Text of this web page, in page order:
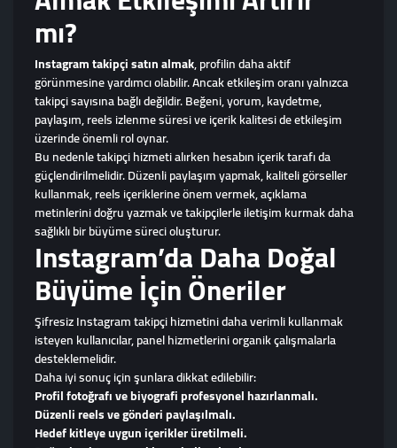
mı?
Instagram takipçi satın almak, profilin daha aktif
görünmesine yardımcı olabilir. Ancak etkileşim oranı yalnızca
takipçi sayısına bağlı değildir. Beğeni, yorum, kaydetme,
paylaşım, reels izlenme süresi ve içerik kalitesi de etkileşim
üzerinde önemli rol oynar.
Bu nedenle takipçi hizmeti alırken hesabın içerik tarafı da
güçlendirilmelidir. Düzenli paylaşım yapmak, kaliteli görseller
kullanmak, reels içeriklerine önem vermek, açıklama
metinlerini doğru yazmak ve takipçilerle iletişim kurmak daha
sağlıklı bir büyüme süreci oluşturur.
Instagram’da Daha Doğal
Büyüme İçin Öneriler
Şifresiz Instagram takipçi hizmetini daha verimli kullanmak
isteyen kullanıcılar, panel hizmetlerini organik çalışmalarla
desteklemelidir.
Daha iyi sonuç için şunlara dikkat edilebilir:
Profil fotoğrafı ve biyografi profesyonel hazırlanmalı.
Düzenli reels ve gönderi paylaşılmalı.
Hedef kitleye uygun içerikler üretilmeli.